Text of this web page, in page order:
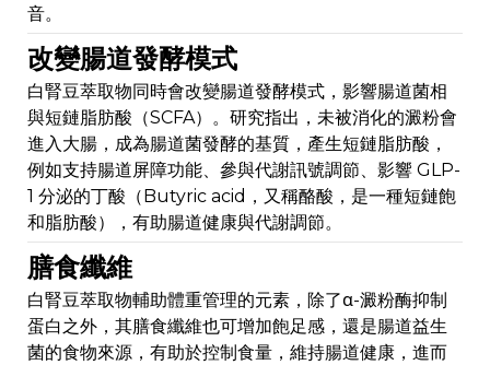
音。
改變腸道發酵模式
白腎豆萃取物同時會改變腸道發酵模式，影響腸道菌相
與短鏈脂肪酸（SCFA）。研究指出，未被消化的澱粉會
進入大腸，成為腸道菌發酵的基質，產生短鏈脂肪酸，
例如支持腸道屏障功能、參與代謝訊號調節、影響 GLP-
1 分泌的丁酸（Butyric acid，又稱酪酸，是一種短鏈飽
和脂肪酸），有助腸道健康與代謝調節。
膳食纖維
白腎豆萃取物輔助體重管理的元素，除了α-澱粉酶抑制
蛋白之外，其膳食纖維也可增加飽足感，還是腸道益生
菌的食物來源，有助於控制食量，維持腸道健康，進而